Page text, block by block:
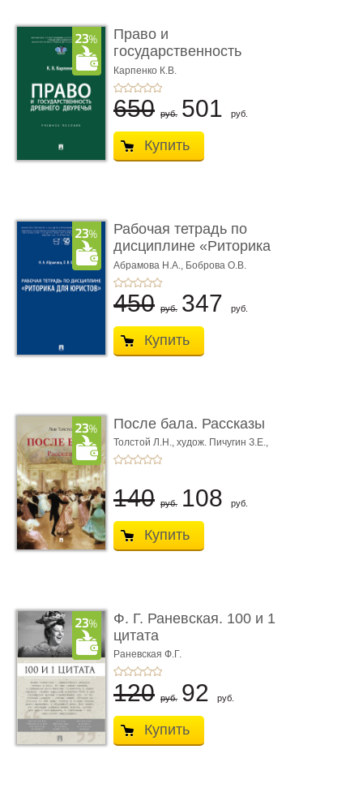
Право и
государственность
Древнего Двуречья. �
...
Карпенко К.В.
650 руб. 501 руб.
Купить
Рабочая тетрадь по
дисциплине «Риторика
для ю� ...
Абрамова Н.А., Боброва О.В.
450 руб. 347 руб.
Купить
После бала. Рассказы
Толстой Л.Н., худож. Пичугин З.Е.,
худож. Лебедев А.И.,
140 руб. 108 руб.
Купить
Ф. Г. Раневская. 100 и 1
цитата
Раневская Ф.Г.
120 руб. 92 руб.
Купить